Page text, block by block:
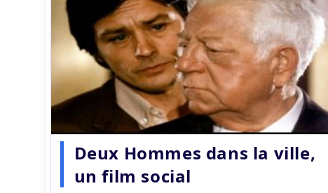
Deux Hommes dans la ville,
un film social